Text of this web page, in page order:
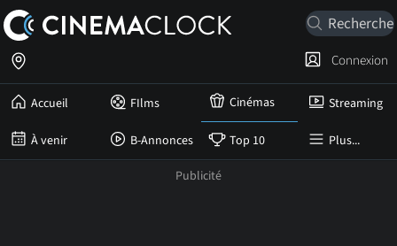
Accueil FIlms Cinémas Streaming
À venir B-Annonces Top 10 Plus...
Connexion